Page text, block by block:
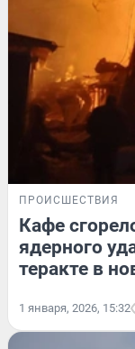
ПРОИСШЕСТВИЯ
Кафе
ядерного
теракте в
1 января, 2026, 15:32